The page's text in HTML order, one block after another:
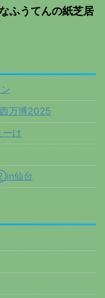
ふうてんの紙芝居
万博2025
け
仙台